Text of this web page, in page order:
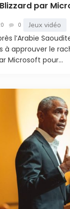
Blizzard par
0 Jeux vidéo
l’Arabie
à approuver le
Microsoft pour...